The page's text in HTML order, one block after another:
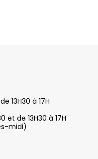
13H30 à 17H
de 13H30 à 17H
midi)